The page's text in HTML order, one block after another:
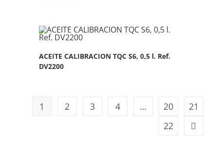
ACEITE CALIBRACION TQC S6, 0,5 l. Ref.
DV2200
1 2 3 4 … 20
21
22